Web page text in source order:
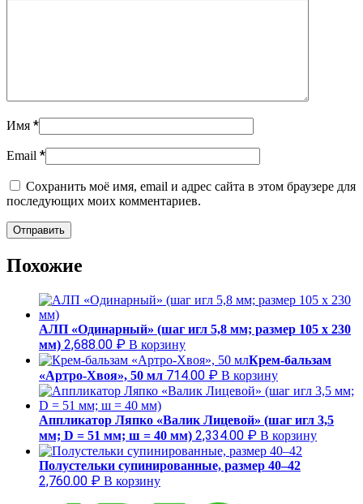
Имя *
Email *
Сохранить моё имя, email и адрес сайта в этом браузере для
последующих моих комментариев.
Похожие
АЛП «Одинарный» (шаг игл 5,8 мм; размер 105 х 230
мм) 2,688.00 ₽ В корзину
Крем-бальзам
«Артро-Хвоя», 50 мл 714.00 ₽ В корзину
Аппликатор Ляпко «Валик Лицевой» (шаг игл 3,5
мм; D = 51 мм; ш = 40 мм) 2,334.00 ₽ В корзину
Полустельки супинированные, размер 40–42
2,760.00 ₽ В корзину